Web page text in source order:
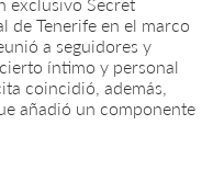
de Tenerife en el marco
a seguidores y
íntimo y personal
coincidió, además,
añadió un componente